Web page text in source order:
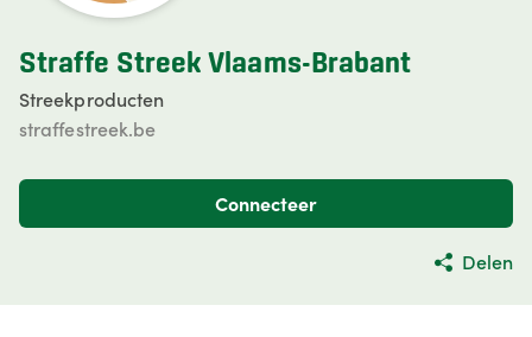
Straffe Streek Vlaams-Brabant
Streekproducten
straffestreek.be
Connecteer
Delen